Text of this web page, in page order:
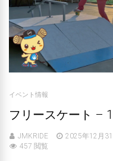
イベント情報
フリースケート –
JMKRIDE 2025年12月
457 閲覧